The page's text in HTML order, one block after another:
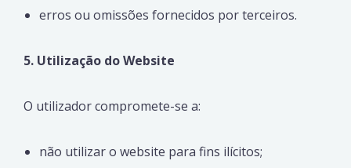
erros ou omissões fornecidos por terceiros.
5. Utilização do Website
O utilizador compromete-se a:
não utilizar o website para fins ilícitos;